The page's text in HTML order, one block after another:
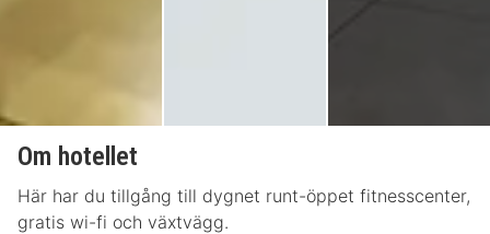
Om hotellet
Här har du tillgång till dygnet runt-öppet fitnesscenter,
gratis wi-fi och växtvägg.